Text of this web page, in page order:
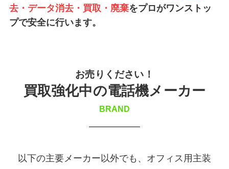
去・データ消去・買取・廃棄をプロがワンストッ
プで安全に行います。
お売りください！
買取強化中の電話機メーカー
BRAND
以下の主要メーカー以外でも、オフィス用主装